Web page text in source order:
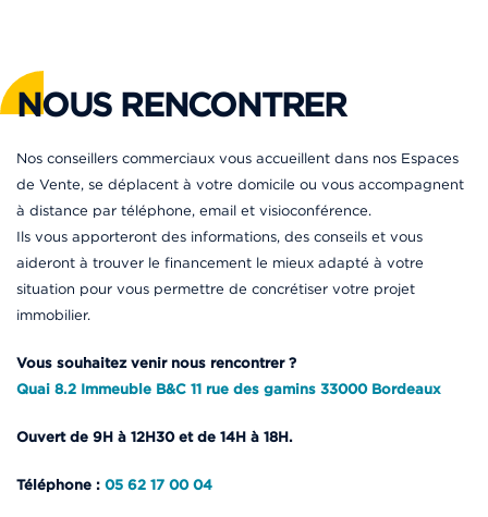
NOUS RENCONTRER
Nos conseillers commerciaux vous accueillent dans nos Espaces
de Vente, se déplacent à votre domicile ou vous accompagnent
à distance par téléphone, email et visioconférence.
Ils vous apporteront des informations, des conseils et vous
aideront à trouver le financement le mieux adapté à votre
situation pour vous permettre de concrétiser votre projet
immobilier.
Vous souhaitez venir nous rencontrer ?
Quai 8.2 Immeuble B&C 11 rue des gamins 33000 Bordeaux
Ouvert de 9H à 12H30 et de 14H à 18H.
Téléphone : 05 62 17 00 04